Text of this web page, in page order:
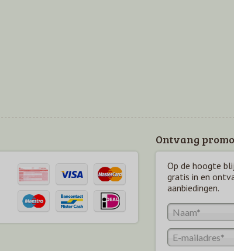
Ontvang
Op de hoogte
gratis in en
aanbiedingen.